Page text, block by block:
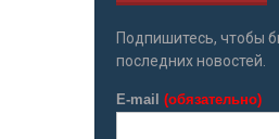
Подпишитесь, чтобы
последних новостей.
E-mail (обязательно)